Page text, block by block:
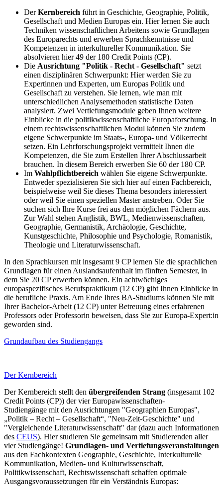
DerKernbereich führt in Geschichte, Geographie, Politik,
Gesellschaft und Medien Europas ein. Hier lernen Sie auch
Techniken wissenschaftlichen Arbeitens sowie Grundlagen
des Europarechts und erwerben Sprachkenntnisse und
Kompetenzen in interkultureller Kommunikation. Sie
absolvieren hier 49 der 180 Credit Points (CP).
Die Ausrichtung "Politik - Recht - Gesellschaft" setzt
einen disziplinären Schwerpunkt: Hier werden Sie zu
Expertinnen und Experten, um Europas Politik und
Gesellschaft zu verstehen. Sie lernen, wie man mit
unterschiedlichen Analysemethoden statistische Daten
analysiert. Zwei Vertiefungsmodule geben Ihnen weitere
Einblicke in die politikwissenschaftliche Europaforschung. In
einem rechtswissenschaftlichen Modul können Sie zudem
eigene Schwerpunkte im Staats-, Europa- und Völkerrecht
setzen. Ein Lehrforschungsprojekt vermittelt Ihnen die
Kompetenzen, die Sie zum Erstellen Ihrer Abschlussarbeit
brauchen. In diesem Bereich erwerben Sie 60 der 180 CP.
Im Wahlpflichtbereich wählen Sie eigene Schwerpunkte.
Entweder spezialisieren Sie sich hier auf einen Fachbereich,
beispielweise weil Sie dieses Thema besonders interessiert
oder weil Sie einen speziellen Master anstreben. Oder Sie
suchen sich Ihre Kurse frei aus den möglichen Fächern aus.
Zur Wahl stehen Anglistik, BWL, Medienwissenschaften,
Geographie, Germanistik, Archäologie, Geschichte,
Kunstgeschichte, Philosophie und Psychologie, Romanistik,
Theologie und Literaturwissenschaft.
In den Sprachkursen mit insgesamt 9 CP lernen Sie die sprachlichen
Grundlagen für einen Auslandsaufenthalt im fünften Semester, in
dem Sie 20 CP erwerben können. Ein achtwöchiges
europaspezifisches Berufspraktikum (12 CP) gibt Ihnen Einblicke in
die berufliche Praxis. Am Ende Ihres BA-Studiums können Sie mit
Ihrer Bachelor-Arbeit (12 CP) unter Betreuung eines erfahrenen
Professors oder Professorin beweisen, dass Sie zur Europa-Expert:in
geworden sind.
Grundaufbau des Studiengangs
Der Kernbereich
Der Kernbereich stellt den übergreifenden Strang (insgesamt 102
Credit Points (CP)) der vier Europawissenschaften-
Studiengänge mit den Ausrichtungen "Geographien Europas",
„Politik – Recht – Gesellschaft“, "Neu-Zeit-Geschichte" und
"Vergleichende Literaturwissenschaft" dar (dazu auch Informationen
des CEUS). Hier studieren Sie gemeinsam mit Studierenden aller
vier Studiengänge! Grundlagen- und Vertiefungsveranstaltungen
aus den Fachkontexten Geographie, Geschichte, Interkulturelle
Kommunikation, Medien- und Kulturwissenschaft,
Politikwissenschaft, Rechtswissenschaft schaffen optimale
Ausgangsvoraussetzungen für ein Verständnis Europas: